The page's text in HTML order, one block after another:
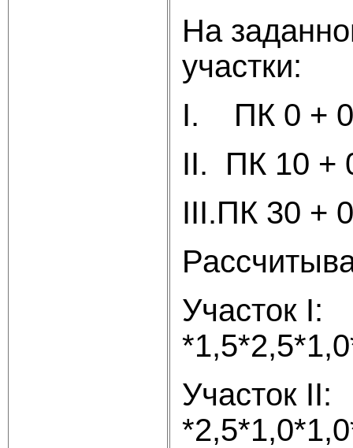
На
участки:
I. ПК 0 +
II. ПК 10 +
III.ПК 30 +
Участок I:
Участок II: